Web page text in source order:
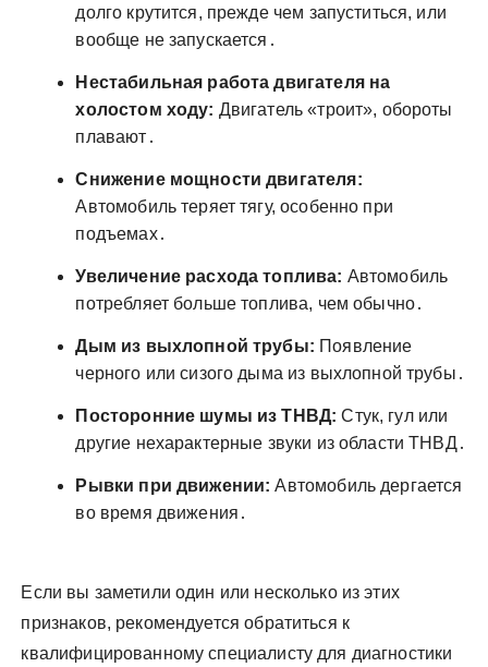
долго крутится, прежде чем запуститься, или
вообще не запускается․
Нестабильная работа двигателя на
холостом ходу: Двигатель «троит», обороты
плавают․
Снижение мощности двигателя:
Автомобиль теряет тягу, особенно при
подъемах․
Увеличение расхода топлива: Автомобиль
потребляет больше топлива, чем обычно․
Дым из выхлопной трубы: Появление
черного или сизого дыма из выхлопной трубы․
Посторонние шумы из ТНВД: Стук, гул или
другие нехарактерные звуки из области ТНВД․
Рывки при движении: Автомобиль дергается
во время движения․
Если вы заметили один или несколько из этих
признаков, рекомендуется обратиться к
квалифицированному специалисту для диагностики